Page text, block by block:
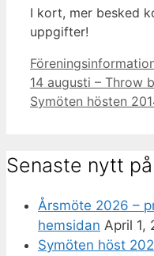
I kort, mer besked
uppgifter!
Categories
14 augusti – Throw
Symöten hösten
Senaste nytt
Årsmöte 2026 –
hemsidan April 1,
Symöten höst